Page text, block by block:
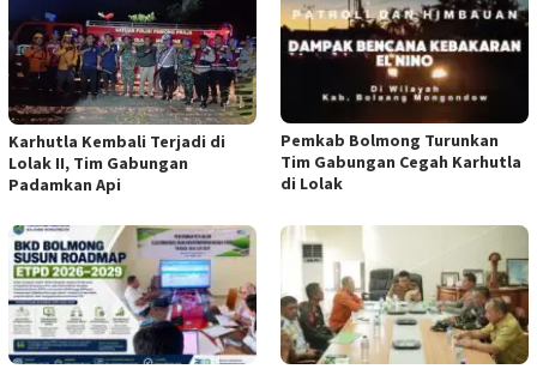
Karhutla Kembali Terjadi di
Lolak II, Tim Gabungan
Padamkan Api
Pemkab Bolmong Turunkan
Tim Gabungan Cegah Karhutla
di Lolak